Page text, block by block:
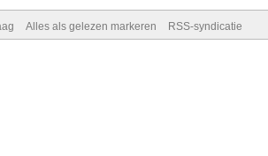
Alles als gelezen markeren RSS-syndicatie